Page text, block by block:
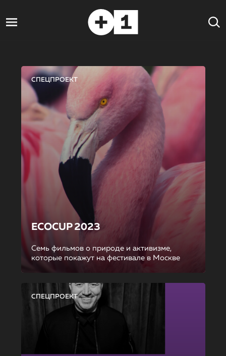
СПЕЦПРОЕКТ
ECOCUP 2023
Семь фильмов о природе и активизме,
которые покажут на фестивале в Москве
СПЕЦПРОЕКТ